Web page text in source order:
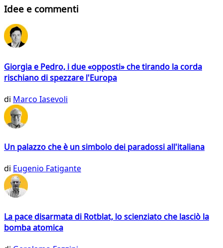
Idee e commenti
Giorgia e Pedro, i due «opposti» che tirando la corda
rischiano di spezzare l'Europa
di Marco Iasevoli
Un palazzo che è un simbolo dei paradossi all'italiana
di Eugenio Fatigante
La pace disarmata di Rotblat, lo scienziato che lasciò la
bomba atomica